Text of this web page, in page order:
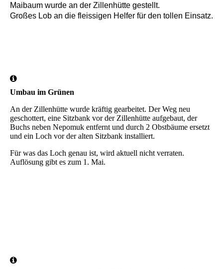
Maibaum wurde an der Zillenhütte gestellt.
Großes Lob an die fleissigen Helfer für den tollen Einsatz.
Umbau im Grünen
An der Zillenhütte wurde kräftig gearbeitet. Der Weg neu
geschottert, eine Sitzbank vor der Zillenhütte aufgebaut, der
Buchs neben Nepomuk entfernt und durch 2 Obstbäume ersetzt
und ein Loch vor der alten Sitzbank installiert.
Für was das Loch genau ist, wird aktuell nicht verraten.
Auflösung gibt es zum 1. Mai.